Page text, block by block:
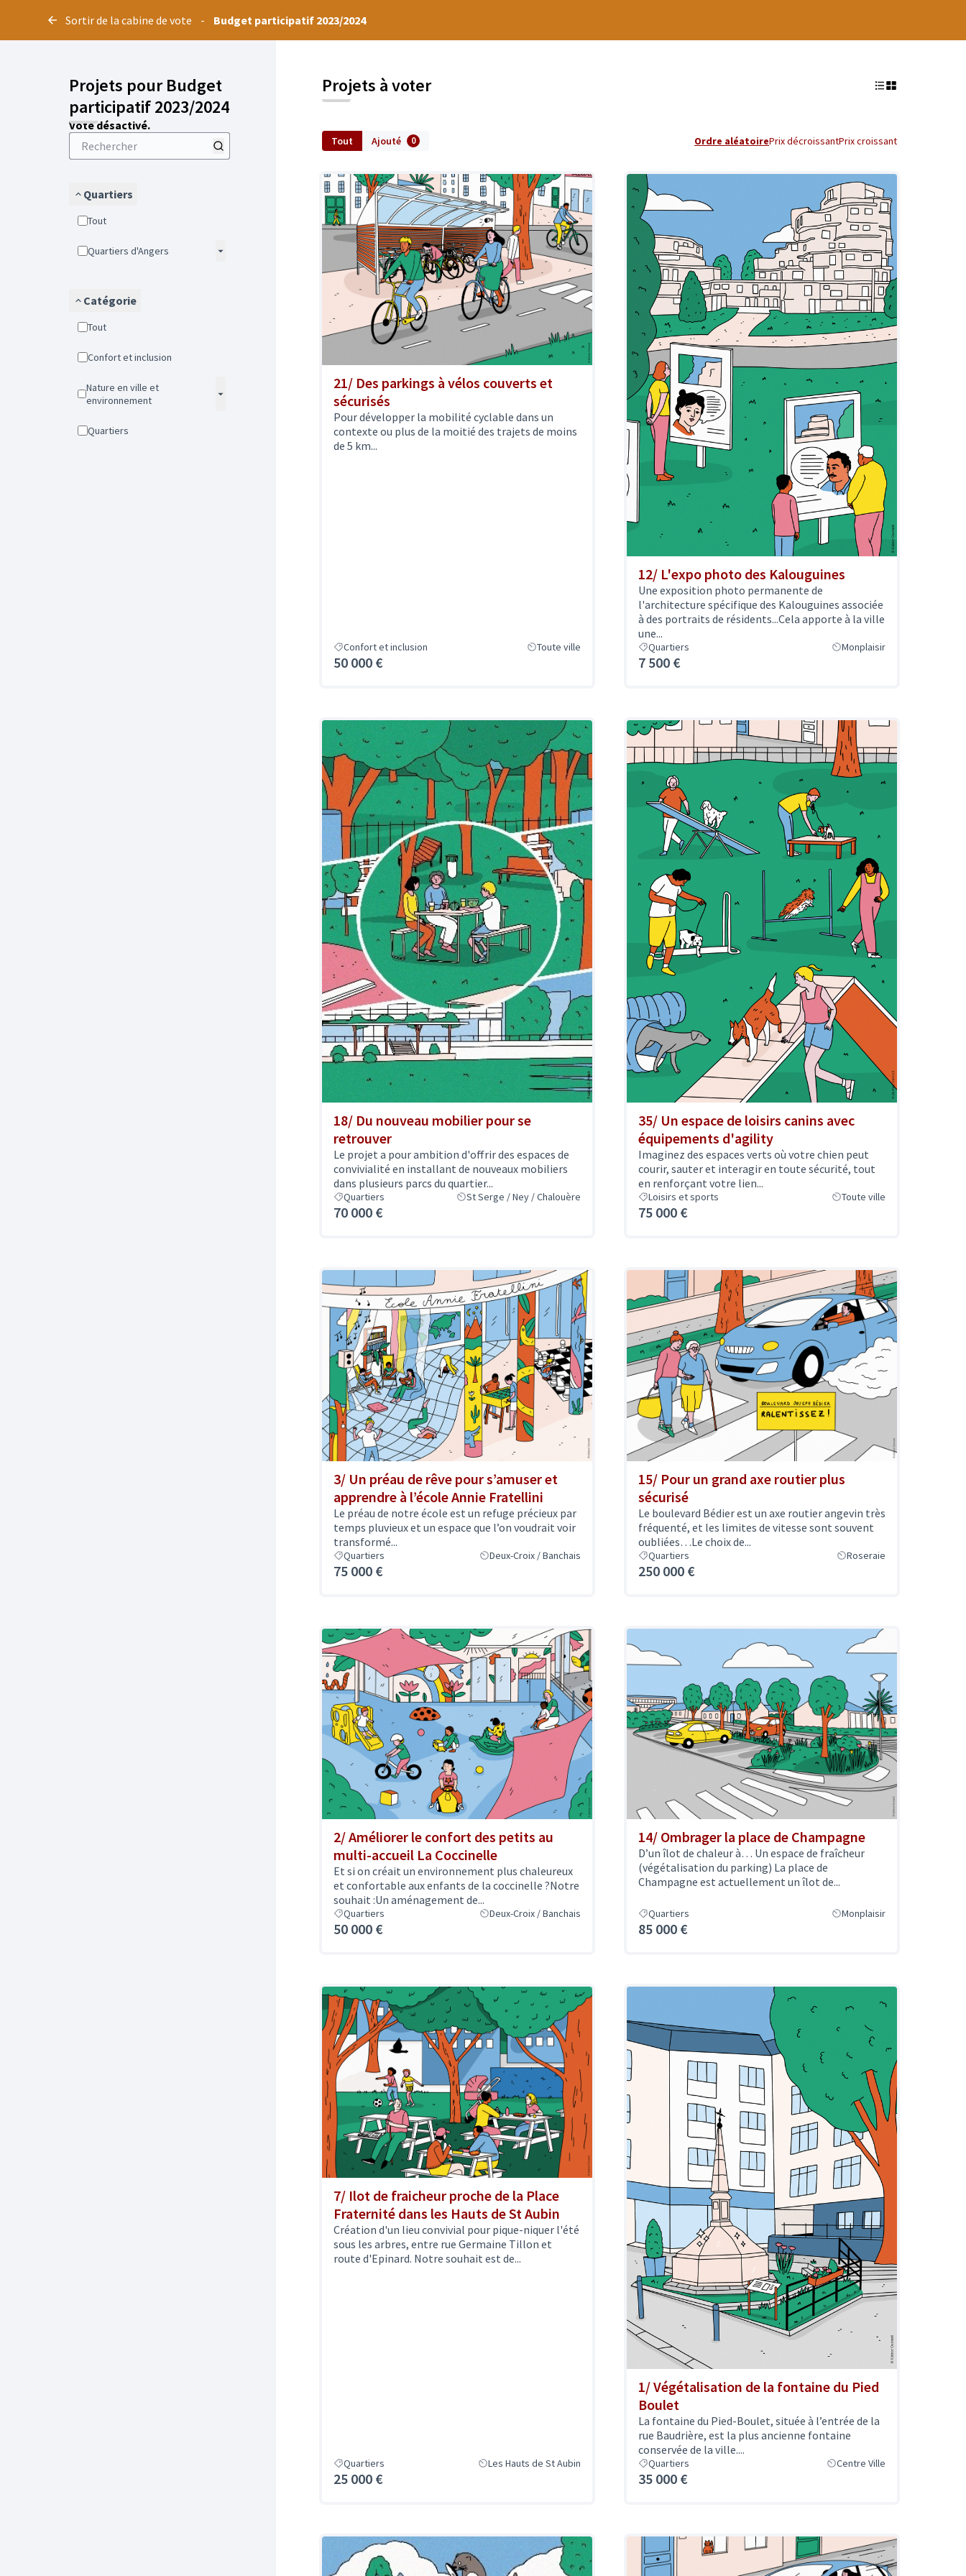
Sortir de la cabine de vote - Budget participatif 2023/2024
Projets pour Budget
participatif 2023/2024
Vote désactivé.
Quartiers
Tout
Quartiers d'Angers
Catégorie
Tout
Confort et inclusion
Nature en ville et
environnement
Quartiers
Projets à voter
Tout Ajouté 0 Ordre aléatoirePrix décroissantPrix croissant
21/ Des parkings à vélos couverts et
sécurisés
Pour développer la mobilité cyclable dans un
contexte ou plus de la moitié des trajets de moins
de 5 km...
Confort et inclusion Toute ville
50 000 €
12/ L'expo photo des Kalouguines
Une exposition photo permanente de
l'architecture spécifique des Kalouguines associée
à des portraits de résidents...Cela apporte à la ville
une...
Quartiers Monplaisir
7 500 €
18/ Du nouveau mobilier pour se
retrouver
Le projet a pour ambition d'offrir des espaces de
convivialité en installant de nouveaux mobiliers
dans plusieurs parcs du quartier...
Quartiers St Serge / Ney / Chalouère
70 000 €
35/ Un espace de loisirs canins avec
équipements d'agility
Imaginez des espaces verts où votre chien peut
courir, sauter et interagir en toute sécurité, tout
en renforçant votre lien...
Loisirs et sports Toute ville
75 000 €
3/ Un préau de rêve pour s’amuser et
apprendre à l’école Annie Fratellini
Le préau de notre école est un refuge précieux par
temps pluvieux et un espace que l’on voudrait voir
transformé...
Quartiers Deux-Croix / Banchais
75 000 €
15/ Pour un grand axe routier plus
sécurisé
Le boulevard Bédier est un axe routier angevin très
fréquenté, et les limites de vitesse sont souvent
oubliées…Le choix de...
Quartiers Roseraie
250 000 €
2/ Améliorer le confort des petits au
multi-accueil La Coccinelle
Et si on créait un environnement plus chaleureux
et confortable aux enfants de la coccinelle ?Notre
souhait :Un aménagement de...
Quartiers Deux-Croix / Banchais
50 000 €
14/ Ombrager la place de Champagne
D’un îlot de chaleur à… Un espace de fraîcheur
(végétalisation du parking) La place de
Champagne est actuellement un îlot de...
Quartiers Monplaisir
85 000 €
7/ Ilot de fraicheur proche de la Place
Fraternité dans les Hauts de St Aubin
Création d'un lieu convivial pour pique-niquer l'été
sous les arbres, entre rue Germaine Tillon et
route d'Epinard. Notre souhait est de...
Quartiers Les Hauts de St Aubin
25 000 €
1/ Végétalisation de la fontaine du Pied
Boulet
La fontaine du Pied-Boulet, située à l’entrée de la
rue Baudrière, est la plus ancienne fontaine
conservée de la ville....
Quartiers Centre Ville
35 000 €